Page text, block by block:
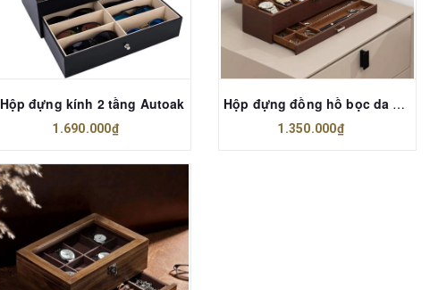
Hộp đựng kính 2 tầng Autoak
1.690.000₫
Hộp đựng đồng hồ bọc da siêu sang Practical
1.350.000₫